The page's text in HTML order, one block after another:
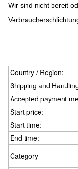
Wir sind nicht bereit
Country / Region:
Shipping and
Accepted payment
Start price:
Start time:
End time:
Category: